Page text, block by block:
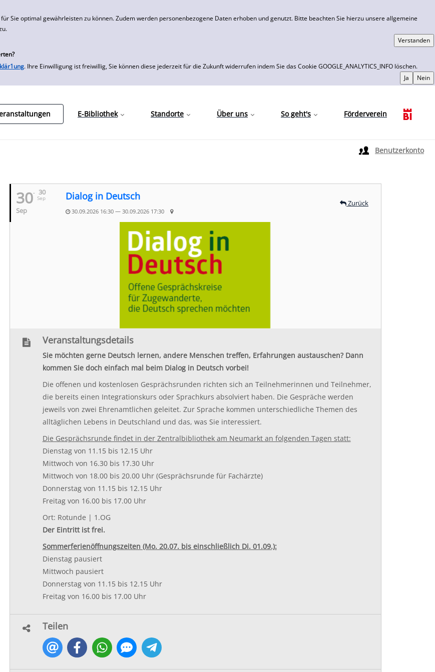
Sie optimal gewährleisten zu können. Zudem werden personenbezogene Daten erhoben und genutzt. Bitte beachten Sie hierzu unsere allgemeine
. Ihre Einwilligung ist freiwillig, Sie können diese jederzeit für die Zukunft widerrufen indem Sie das Cookie GOOGLE_ANALYTICS_INFO löschen.
E-Bibliothek Standorte Über uns So geht's Förderverein
Benutzerkonto
Sprache auswählen
30
Sep
30
Sep
Dialog in Deutsch
Zurück
30.09.2026 16:30 — 30.09.2026 17:30
Veranstaltungsdetails
Sie möchten gerne Deutsch lernen, andere Menschen treffen, Erfahrungen austauschen? Dann
kommen Sie doch einfach mal beim Dialog in Deutsch vorbei!
Die offenen und kostenlosen Gesprächsrunden richten sich an Teilnehmerinnen und Teilnehmer,
die bereits einen Integrationskurs oder Sprachkurs absolviert haben. Die Gespräche werden
jeweils von zwei Ehrenamtlichen geleitet. Zur Sprache kommen unterschiedliche Themen des
alltäglichen Lebens in Deutschland und das, was Sie interessiert.
Die Gesprächsrunde findet in der Zentralbibliothek am Neumarkt an folgenden Tagen statt:
Dienstag von 11.15 bis 12.15 Uhr
Mittwoch von 16.30 bis 17.30 Uhr
Mittwoch von 18.00 bis 20.00 Uhr (Gesprächsrunde für Fachärzte)
​Donnerstag von 11.15 bis 12.15 Uhr
Freitag von 16.00 bis 17.00 Uhr
Ort: Rotunde | 1.OG
Der Eintritt ist frei.
Sommerferienöffnungszeiten (Mo. 20.07. bis einschließlich Di. 01.09.):
Dienstag pausiert
Mittwoch pausiert
​Donnerstag von 11.15 bis 12.15 Uhr
Freitag von 16.00 bis 17.00 Uhr
Teilen